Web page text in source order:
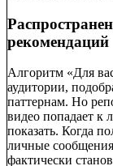
рекомендаций
Алгоритм «Для
аудитории,
паттернам. Но
видео попадает к
показать. Когда
личные
фактически